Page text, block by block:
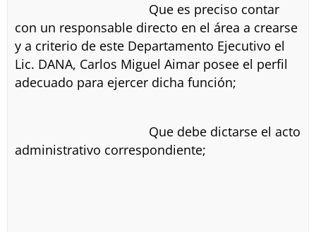
Que es preciso contar
con un responsable directo en el área a crearse
y a criterio de este Departamento Ejecutivo el
Lic. DANA, Carlos Miguel Aimar posee el perfil
adecuado para ejercer dicha función;
Que debe dictarse el acto
administrativo correspondiente;